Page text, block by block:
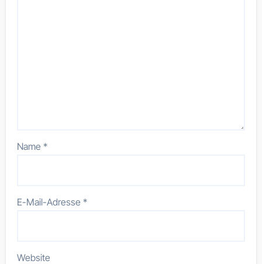
Name*
E-Mail-Adresse*
Website